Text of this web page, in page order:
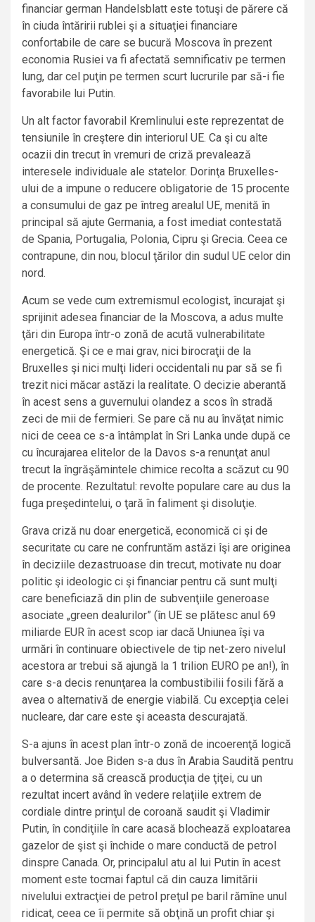
financiar german Handelsblatt este totuşi de părere că
în ciuda întăririi rublei şi a situaţiei financiare
confortabile de care se bucură Moscova în prezent
economia Rusiei va fi afectată semnificativ pe termen
lung, dar cel puţin pe termen scurt lucrurile par să-i fie
favorabile lui Putin.
Un alt factor favorabil Kremlinului este reprezentat de
tensiunile în creştere din interiorul UE. Ca şi cu alte
ocazii din trecut în vremuri de criză prevalează
interesele individuale ale statelor. Dorinţa Bruxelles-
ului de a impune o reducere obligatorie de 15 procente
a consumului de gaz pe întreg arealul UE, menită în
principal să ajute Germania, a fost imediat contestată
de Spania, Portugalia, Polonia, Cipru şi Grecia. Ceea ce
contrapune, din nou, blocul ţărilor din sudul UE celor din
nord.
Acum se vede cum extremismul ecologist, încurajat şi
sprijinit adesea financiar de la Moscova, a adus multe
ţări din Europa într-o zonă de acută vulnerabilitate
energetică. Şi ce e mai grav, nici birocraţii de la
Bruxelles şi nici mulţi lideri occidentali nu par să se fi
trezit nici măcar astăzi la realitate. O decizie aberantă
în acest sens a guvernului olandez a scos în stradă
zeci de mii de fermieri. Se pare că nu au învăţat nimic
nici de ceea ce s-a întâmplat în Sri Lanka unde după ce
cu încurajarea elitelor de la Davos s-a renunţat anul
trecut la îngrăşămintele chimice recolta a scăzut cu 90
de procente. Rezultatul: revolte populare care au dus la
fuga preşedintelui, o ţară în faliment şi disoluţie.
Grava criză nu doar energetică, economică ci şi de
securitate cu care ne confruntăm astăzi îşi are originea
în deciziile dezastruoase din trecut, motivate nu doar
politic şi ideologic ci şi financiar pentru că sunt mulţi
care beneficiază din plin de subvenţiile generoase
asociate „green dealurilor” (în UE se plătesc anul 69
miliarde EUR în acest scop iar dacă Uniunea îşi va
urmări în continuare obiectivele de tip net-zero nivelul
acestora ar trebui să ajungă la 1 trilion EURO pe an!), în
care s-a decis renunţarea la combustibilii fosili fără a
avea o alternativă de energie viabilă. Cu excepţia celei
nucleare, dar care este şi aceasta descurajată.
S-a ajuns în acest plan într-o zonă de incoerenţă logică
bulversantă. Joe Biden s-a dus în Arabia Saudită pentru
a o determina să crească producţia de ţiţei, cu un
rezultat incert având în vedere relaţiile extrem de
cordiale dintre prinţul de coroană saudit şi Vladimir
Putin, în condiţiile în care acasă blochează exploatarea
gazelor de şist şi închide o mare conductă de petrol
dinspre Canada. Or, principalul atu al lui Putin în acest
moment este tocmai faptul că din cauza limitării
nivelului extracţiei de petrol preţul pe baril rămîne unul
ridicat, ceea ce îi permite să obţină un profit chiar şi